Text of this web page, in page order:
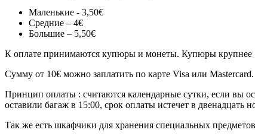
Маленькие - 3,50€
Средние – 4€
Большие – 5,50€
К оплате принимаются купюры и монеты. Купюры крупнее
Сумму от 10€ можно заплатить по карте Visa или Mastercard.
Принцип оплаты : считаются календарные сутки, если вы
оставили багаж в 15:00, срок оплаты истечет в двенадцать
Так же есть шкафчики для хранения специальных